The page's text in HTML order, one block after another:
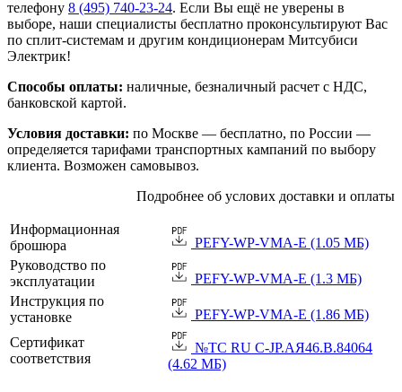
телефону 8 (495) 740-23-24. Если Вы ещё не уверены в
выборе, наши специалисты бесплатно проконсультируют Вас
по сплит-системам и другим кондиционерам Митсубиси
Электрик!
Способы оплаты: наличные, безналичный расчет с НДС,
банковской картой.
Условия доставки: по Москве — бесплатно, по России —
определяется тарифами транспортных кампаний по выбору
клиента. Возможен самовывоз.
Подробнее об услових доставки и оплаты
Информационная
брошюра
PEFY-WP-VMA-E (1.05 МБ)
Руководство по
эксплуатации
PEFY-WP-VMA-E (1.3 МБ)
Инструкция по
установке
PEFY-WP-VMA-E (1.86 МБ)
Сертификат
соответствия
№TC RU C-JP.АЯ46.B.84064
(4.62 МБ)